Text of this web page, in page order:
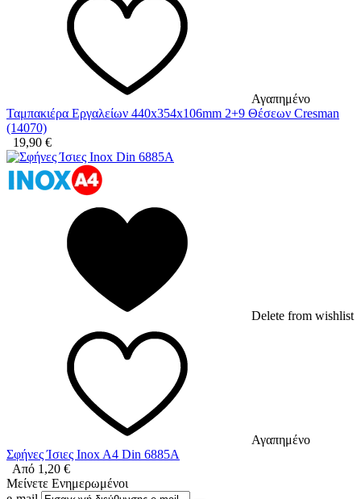
Αγαπημένο
Ταμπακιέρα Εργαλείων 440x354x106mm 2+9 Θέσεων Cresman
(14070)
19,90 €
Delete from wishlist
Αγαπημένο
Σφήνες Ίσιες Inox A4 Din 6885A
Από 1,20 €
Μείνετε Ενημερωμένοι